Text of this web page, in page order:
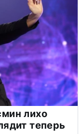
лихо
теперь